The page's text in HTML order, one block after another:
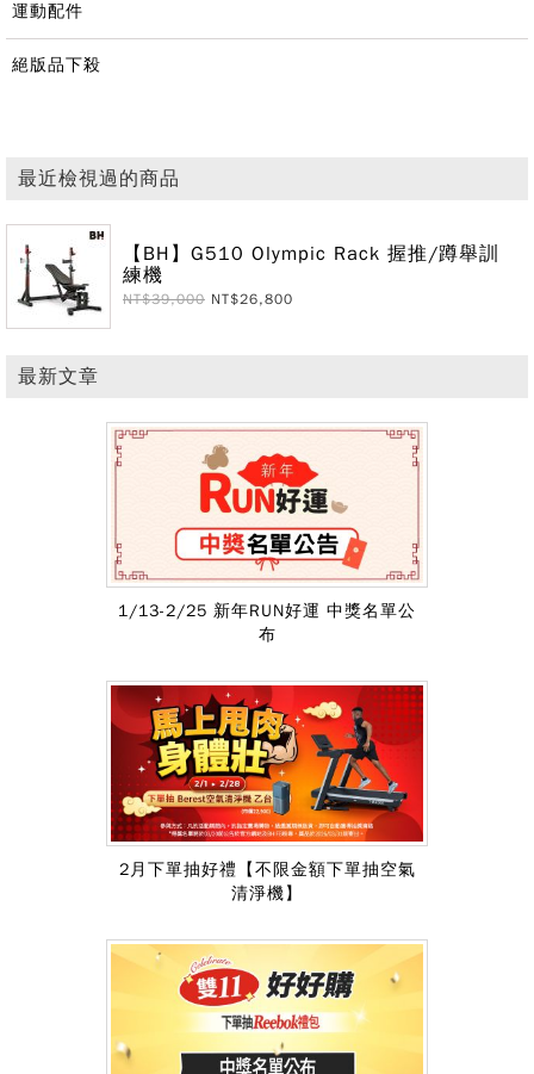
運動配件
絕版品下殺
最近檢視過的商品
【BH】G510 Olympic Rack 握推/蹲舉訓
練機
NT$39,000 NT$26,800
最新文章
1/13-2/25 新年RUN好運 中獎名單公
布
2月下單抽好禮【不限金額下單抽空氣
清淨機】